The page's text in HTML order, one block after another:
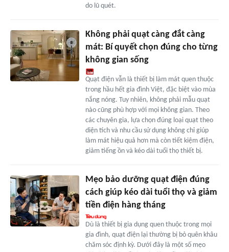
do lũ quét.
Không phải quạt càng đắt càng
mát: Bí quyết chọn đúng cho từng
không gian sống
Quạt điện vẫn là thiết bị làm mát quen thuộc
trong hầu hết gia đình Việt, đặc biệt vào mùa
nắng nóng. Tuy nhiên, không phải mẫu quạt
nào cũng phù hợp với mọi không gian. Theo
các chuyên gia, lựa chọn đúng loại quạt theo
diện tích và nhu cầu sử dụng không chỉ giúp
làm mát hiệu quả hơn mà còn tiết kiệm điện,
giảm tiếng ồn và kéo dài tuổi thọ thiết bị.
Mẹo bảo dưỡng quạt điện đúng
cách giúp kéo dài tuổi thọ và giảm
tiền điện hàng tháng
Dù là thiết bị gia dụng quen thuộc trong mọi
gia đình, quạt điện lại thường bị bỏ quên khâu
chăm sóc định kỳ. Dưới đây là một số mẹo